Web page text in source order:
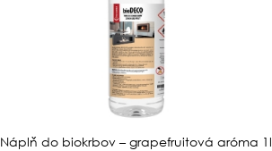
Náplň do biokrbov – grapefruitová aróma 1l